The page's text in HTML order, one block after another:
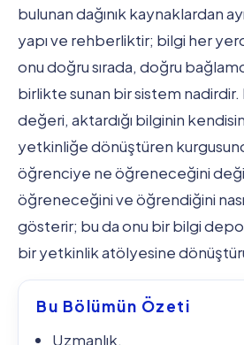
bulunan dağınık kaynaklardan
yapı ve rehberliktir; bilgi her
onu doğru sırada, doğru
birlikte sunan bir sistem
değeri, aktardığı bilginin
yetkinliğe dönüştüren
öğrenciye ne öğreneceğini
öğreneceğini ve öğrendiğini
gösterir; bu da onu bir bilgi
bir yetkinlik atölyesine
Bu Bölümün Özeti
Uzmanlık.